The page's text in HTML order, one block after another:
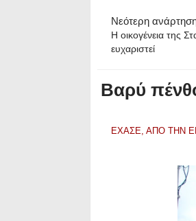
Νεότερη
Η οικογένεια της
ευχαριστεί
Bαρύ
ΕΧΑΣΕ, ΑΠO ΤΗΝ